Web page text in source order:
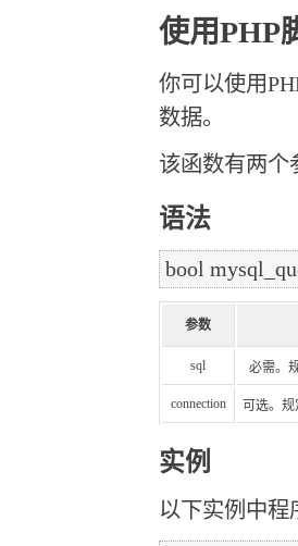
使用PHP
你可以使用
数据。
该函数有两个
语法
参数
sql 必需。
connection 可选。
实例
以下实例中程